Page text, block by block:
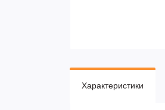
Характеристики